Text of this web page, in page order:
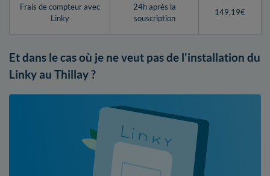
Frais de compteur avec
Linky
24h après la
souscription
149,19€
Et dans le cas où je ne veut pas de l'installation du
Linky au Thillay ?